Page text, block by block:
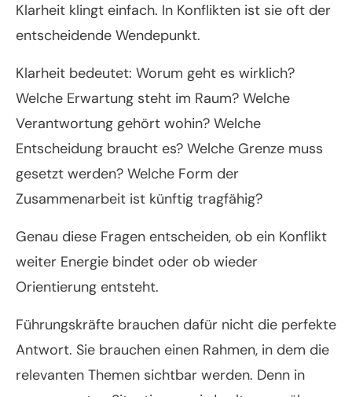
Klarheit klingt einfach. In Konflikten ist sie oft der
entscheidende Wendepunkt.
Klarheit bedeutet: Worum geht es wirklich?
Welche Erwartung steht im Raum? Welche
Verantwortung gehört wohin? Welche
Entscheidung braucht es? Welche Grenze muss
gesetzt werden? Welche Form der
Zusammenarbeit ist künftig tragfähig?
Genau diese Fragen entscheiden, ob ein Konflikt
weiter Energie bindet oder ob wieder
Orientierung entsteht.
Führungskräfte brauchen dafür nicht die perfekte
Antwort. Sie brauchen einen Rahmen, in dem die
relevanten Themen sichtbar werden. Denn in